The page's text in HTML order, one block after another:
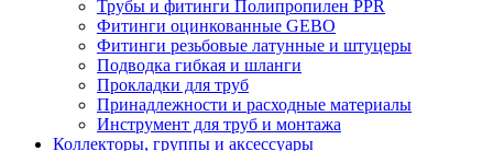
Трубы и фитинги Полипропилен PPR
Фитинги оцинкованные GEBO
Фитинги резьбовые латунные и штуцеры
Подводка гибкая и шланги
Прокладки для труб
Принадлежности и расходные материалы
Инструмент для труб и монтажа
Коллекторы, группы и аксессуары